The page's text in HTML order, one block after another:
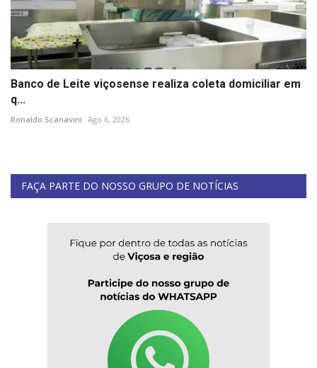
Banco de Leite viçosense realiza coleta domiciliar em
q...
Ronaldo Scanavini Ago 6, 2026
FAÇA PARTE DO NOSSO GRUPO DE NOTÍCIAS